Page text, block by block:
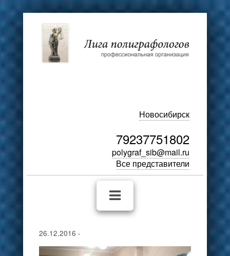
Новосибирск
79237751802
polygraf_sib@mail.ru
Все представители
26.12.2016 -